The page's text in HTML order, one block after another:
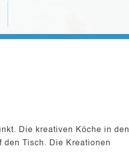
Die kreativen Köche in den
den Tisch. Die Kreationen